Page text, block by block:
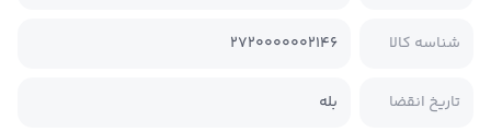
شناسه کالا 2720000002146
تاریخ انقضا بله